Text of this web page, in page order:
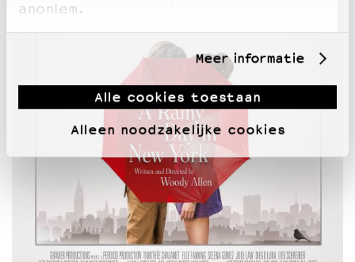
anoniem.
Meer informatie
Alle cookies toestaan
Alleen noodzakelijke cookies